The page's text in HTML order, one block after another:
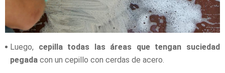
Luego, cepilla todas las áreas que tengan suciedad
pegada con un cepillo con cerdas de acero.